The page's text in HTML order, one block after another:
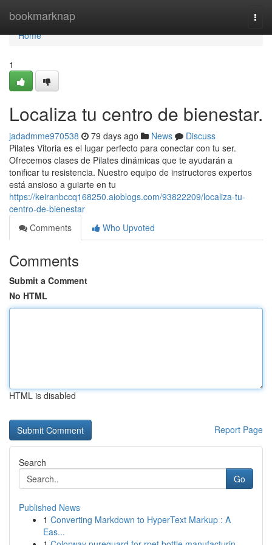
bookmarknap
Home
Home
1
Localiza tu centro de bienestar.
jadadmme970538 79 days ago News
Discuss
Pilates Vitoria es el lugar perfecto para conectar con tu ser.
Ofrecemos clases de Pilates dinámicas que te ayudarán a
tonificar tu resistencia. Nuestro equipo de instructores expertos
está ansioso a guiarte en tu
https://keiranbccq168250.aioblogs.com/93822209/localiza-tu-
centro-de-bienestar
Comments
Who Upvoted
Comments
Submit a Comment
No HTML
HTML is disabled
Report Page
Search
Go
Published News
1 Converting Markdown to HyperText Markup : A
Eas...